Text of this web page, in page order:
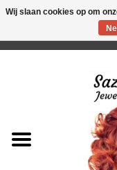
Just for Him
Wij slaan cookies op om